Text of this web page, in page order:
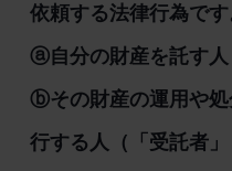
依頼する法律行為です
ⓐ自分の財産を託す人
ⓑその財産の運用や
行する人（「受託者